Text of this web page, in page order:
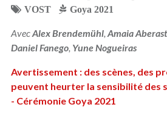
VOST
Goya 2021
AvecAlex Brendemühl, Amaia
Daniel Fanego, Yune Nogueiras
Avertissement : des scènes, des
peuvent heurter la sensibilité des
- Cérémonie Goya 2021